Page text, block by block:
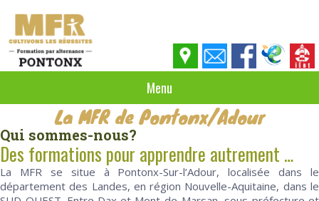
Menu
La MFR de Pontonx/Adour
Qui sommes-nous?
Des formations pour apprendre autrement …
La MFR se situe à Pontonx-Sur-l’Adour, localisée dans le
département des Landes, en région Nouvelle-Aquitaine, dans le